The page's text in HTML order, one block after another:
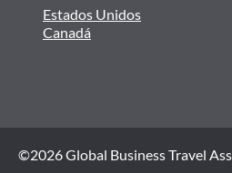
Estados Unidos
Canadá
©2026 Global Business Travel